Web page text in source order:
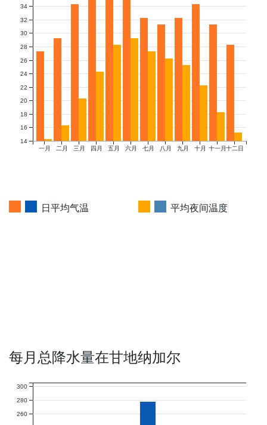
一月 二月 三月 四月 五月 六月 七月 八月 九月 十月 十一月十二日
14
16
18
20
22
24
26
28
30
32
34
日平均气温 平均夜间温度
每月总降水量在甘地纳加尔
260
280
300